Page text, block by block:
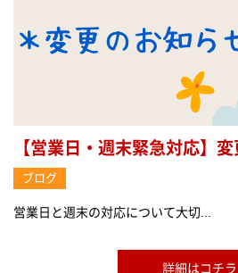
【営業日・週末緊急対応】変
ブログ
営業日と週末の対応について大切...
詳細はコチラ